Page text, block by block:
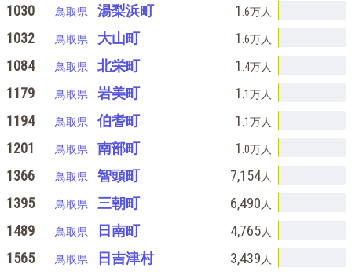
1030 鳥取県 湯梨浜町 1 .6万人
1032 鳥取県 大山町 1 .6万人
1084 鳥取県 北栄町 1 .4万人
1179 鳥取県 岩美町 1 .1万人
1194 鳥取県 伯耆町 1 .1万人
1201 鳥取県 南部町 1 .0万人
1366 鳥取県 智頭町 7,154人
1395 鳥取県 三朝町 6,490 人
1489 鳥取県 日南町 4,765人
1565 鳥取県 日吉津村 3,439 人